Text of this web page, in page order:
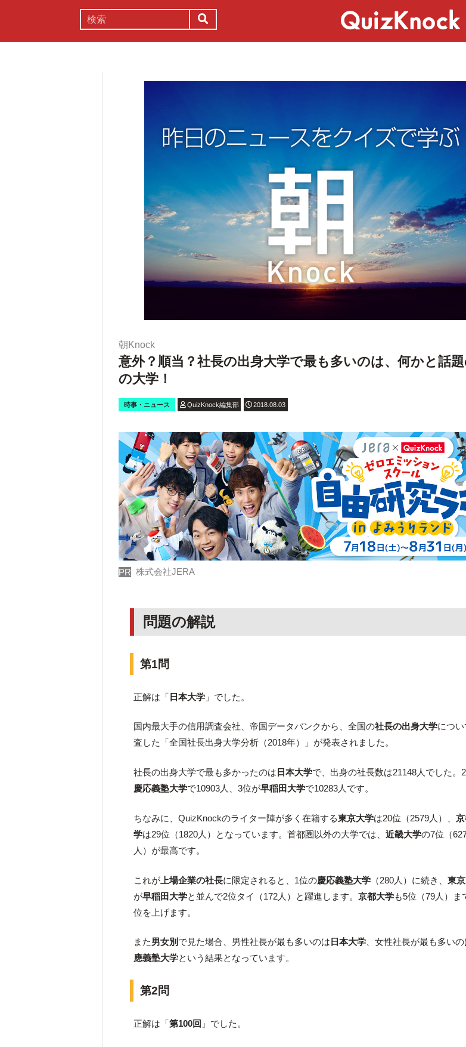
朝Knock
意外？順当？社長の出身大学で最も多いのは、何かと話
の大学！
時事・ニュース QuizKnock編集部 2018.08.03
PR 株式会社JERA
問題の解説
第1問
正解は「 日本大学 」でした。
国内最大手の信用調査会社、帝国データバンクから、全国の社長の出身大学につい
査した「全国社長出身大学分析（2018年）」が発表されました。
社長の出身大学で最も多かったのは 日本大学で、出身の社長数は21148人でした。
慶応義塾大学で10903人、3位が早稲田大学で10283人です。
ちなみに、QuizKnockのライター陣が多く在籍する東京大学は20位（2579人）、
学は29位（1820人）となっています。首都圏以外の大学では、近畿大学の7位（
人）が最高です。
これが 上場企業の社長に限定されると、1位の慶応義塾大学 （280人）に続き、東
が早稲田大学と並んで2位タイ（172人）と躍進します。京都大学も5位（79人）ま
位を上げます。
また男女別 で見た場合、男性社長が最も多いのは 日本大学、女性社長が最も多いの
應義塾大学という結果となっています。
第2問
正解は「第100回 」でした。